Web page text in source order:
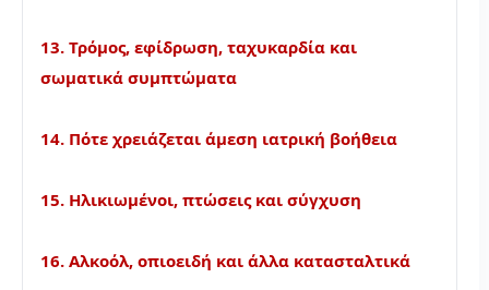
13. Τρόμος, εφίδρωση, ταχυκαρδία και
σωματικά συμπτώματα
14. Πότε χρειάζεται άμεση ιατρική βοήθεια
15. Ηλικιωμένοι, πτώσεις και σύγχυση
16. Αλκοόλ, οπιοειδή και άλλα κατασταλτικά